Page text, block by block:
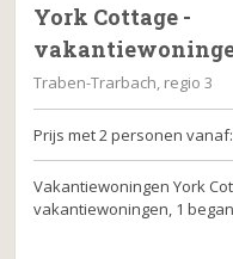
York Cottage -
Traben-Trarbach, regio 3
Prijs met 2 personen vanaf:
Vakantiewoningen York
vakantiewoningen, 1